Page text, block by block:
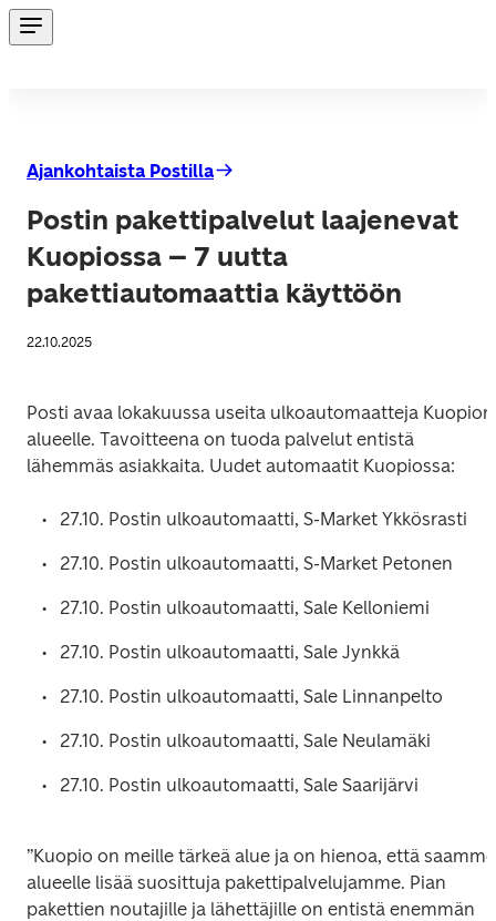
Ajankohtaista Postilla
Postin pakettipalvelut laajenevat
Kuopiossa – 7 uutta
pakettiautomaattia käyttöön
22.10.2025
Posti avaa lokakuussa useita ulkoautomaatteja Kuopion
alueelle. Tavoitteena on tuoda palvelut entistä
lähemmäs asiakkaita. Uudet automaatit Kuopiossa:
27.10. Postin ulkoautomaatti, S-Market Ykkösrasti
27.10. Postin ulkoautomaatti, S-Market Petonen
27.10. Postin ulkoautomaatti, Sale Kelloniemi
27.10. Postin ulkoautomaatti, Sale Jynkkä
27.10. Postin ulkoautomaatti, Sale Linnanpelto
27.10. Postin ulkoautomaatti, Sale Neulamäki
27.10. Postin ulkoautomaatti, Sale Saarijärvi
”Kuopio on meille tärkeä alue ja on hienoa, että saamme
alueelle lisää suosittuja pakettipalvelujamme. Pian
pakettien noutajille ja lähettäjille on entistä enemmän